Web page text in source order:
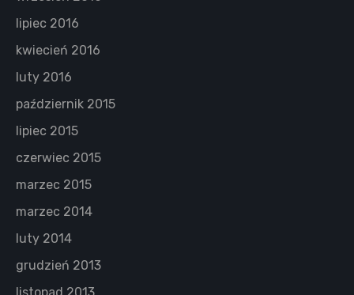
lipiec 2016
kwiecień 2016
luty 2016
październik 2015
lipiec 2015
czerwiec 2015
marzec 2015
marzec 2014
luty 2014
grudzień 2013